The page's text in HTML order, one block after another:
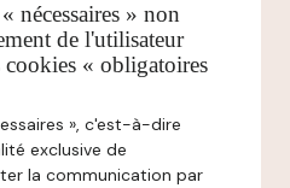
nécessaires » non
de l'utilisateur
cookies « obligatoires
», c'est-à-dire
exclusive de
la communication par